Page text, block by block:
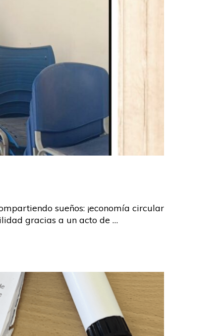
sueños: ¡economía circular
gracias a un acto de …